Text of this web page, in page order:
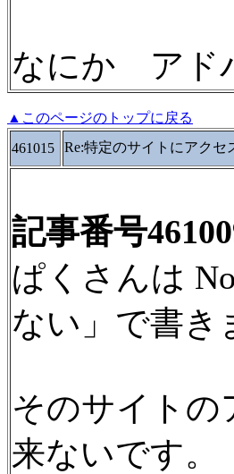
なにか アド
▲このページのトップに戻る
461015
Re:特定のサイトにアクセ
記事番号
ぱくさんは
ない」で書き
そのサイトの
来ないです。